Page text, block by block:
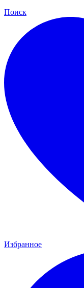
Поиск
Избранное